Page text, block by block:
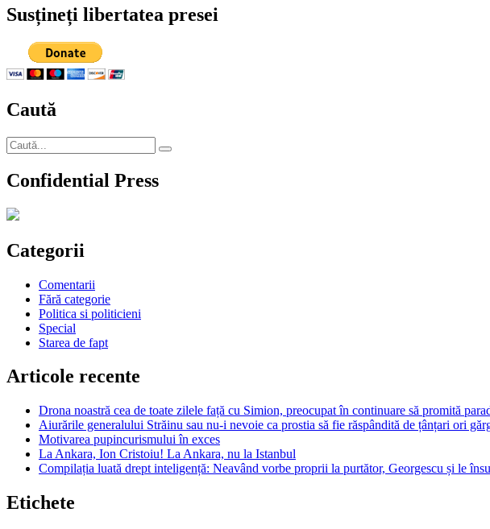
Susțineți libertatea presei
Caută
Caută
după:
Căutare
Confidential Press
Categorii
Comentarii
Fără categorie
Politica si politicieni
Special
Starea de fapt
Articole recente
Drona noastră cea de toate zilele față cu Simion, preocupat în continuare să promită
Aiurările generalului Străinu sau nu-i nevoie ca prostia să fie răspândită de țânțari ori
Motivarea pupincurismului în exces
La Ankara, Ion Cristoiu! La Ankara, nu la Istanbul
Compilația luată drept inteligență: Neavând vorbe proprii la purtător, Georgescu și le
Etichete